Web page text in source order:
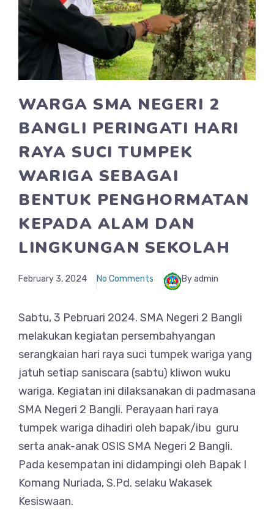
WARGA SMA NEGERI 2
BANGLI PERINGATI HARI
RAYA SUCI TUMPEK
WARIGA SEBAGAI
BENTUK PENGHORMATAN
KEPADA ALAM DAN
LINGKUNGAN SEKOLAH
February 3, 2024 No Comments By admin
Sabtu, 3 Pebruari 2024. SMA Negeri 2 Bangli
melakukan kegiatan persembahyangan
serangkaian hari raya suci tumpek wariga yang
jatuh setiap saniscara (sabtu) kliwon wuku
wariga. Kegiatan ini dilaksanakan di padmasana
SMA Negeri 2 Bangli. Perayaan hari raya
tumpek wariga dihadiri oleh bapak/ibu guru
serta anak-anak OSIS SMA Negeri 2 Bangli.
Pada kesempatan ini didampingi oleh Bapak I
Komang Nuriada, S.Pd. selaku Wakasek
Kesiswaan.